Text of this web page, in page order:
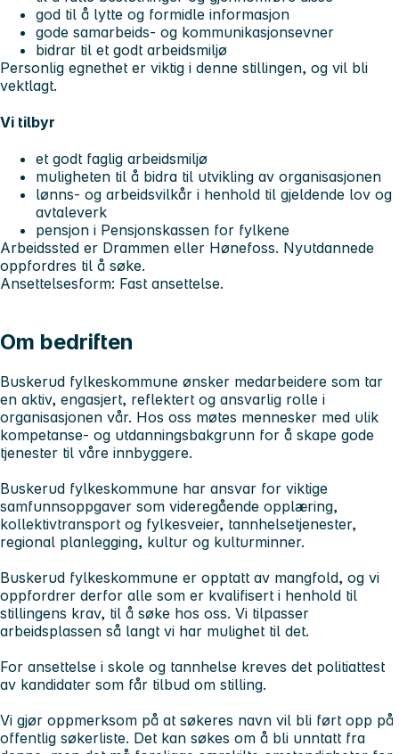
god til å lytte og formidle informasjon
gode samarbeids- og kommunikasjonsevner
bidrar til et godt arbeidsmiljø
Personlig egnethet er viktig i denne stillingen, og vil bli
vektlagt.
Vi tilbyr
et godt faglig arbeidsmiljø
muligheten til å bidra til utvikling av organisasjonen
lønns- og arbeidsvilkår i henhold til gjeldende lov og
avtaleverk
pensjon i Pensjonskassen for fylkene
Arbeidssted er Drammen eller Hønefoss. Nyutdannede
oppfordres til å søke.
Ansettelsesform: Fast ansettelse.
Om bedriften
Buskerud fylkeskommune ønsker medarbeidere som tar
en aktiv, engasjert, reflektert og ansvarlig rolle i
organisasjonen vår. Hos oss møtes mennesker med ulik
kompetanse- og utdanningsbakgrunn for å skape gode
tjenester til våre innbyggere.
Buskerud fylkeskommune har ansvar for viktige
samfunnsoppgaver som videregående opplæring,
kollektivtransport og fylkesveier, tannhelsetjenester,
regional planlegging, kultur og kulturminner.
Buskerud fylkeskommune er opptatt av mangfold, og vi
oppfordrer derfor alle som er kvalifisert i henhold til
stillingens krav, til å søke hos oss. Vi tilpasser
arbeidsplassen så langt vi har mulighet til det.
For ansettelse i skole og tannhelse kreves det politiattest
av kandidater som får tilbud om stilling.
Vi gjør oppmerksom på at søkeres navn vil bli ført opp på
offentlig søkerliste. Det kan søkes om å bli unntatt fra